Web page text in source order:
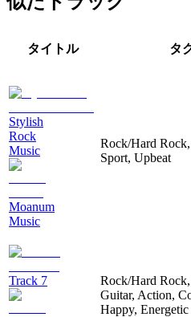
タイトル タ
Stylish
Rock
Music
Moanum
Music
Rock/Hard
Sport, Upbeat
Track 7
Rock/Hard
Guitar, Action,
Happy, Energetic